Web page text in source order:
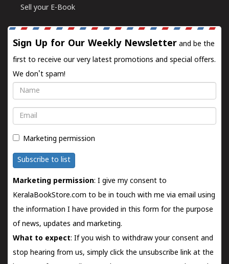
Sell your E-Book
Sign Up for Our Weekly Newsletter and be the
first to receive our very latest promotions and special offers.
We don't spam!
Name
Email
Marketing permission
Subscribe to list
Marketing permission: I give my consent to
KeralaBookStore.com to be in touch with me via email using
the information I have provided in this form for the purpose
of news, updates and marketing.
What to expect: If you wish to withdraw your consent and
stop hearing from us, simply click the unsubscribe link at the